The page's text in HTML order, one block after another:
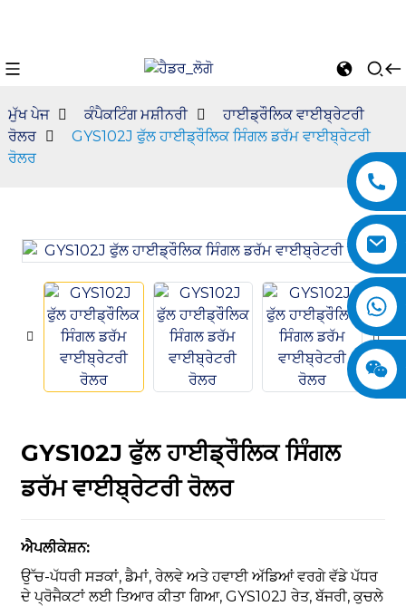
ਮੁੱਖ ਪੇਜ ਕੰਪੈਕਟਿੰਗ ਮਸ਼ੀਨਰੀ
ਹਾਈਡ੍ਰੌਲਿਕ ਵਾਈਬ੍ਰੇਟਰੀ
ਰੋਲਰ
GYS102J ਫੁੱਲ ਹਾਈਡ੍ਰੌਲਿਕ ਸਿੰਗਲ ਡਰੱਮ ਵਾਈਬ੍ਰੇਟਰੀ
ਰੋਲਰ
GYS102J ਫੁੱਲ ਹਾਈਡ੍ਰੌਲਿਕ ਸਿੰਗਲ
ਡਰੱਮ ਵਾਈਬ੍ਰੇਟਰੀ ਰੋਲਰ
ਐਪਲੀਕੇਸ਼ਨ:
ਉੱਚ-ਪੱਧਰੀ ਸੜਕਾਂ, ਡੈਮਾਂ, ਰੇਲਵੇ ਅਤੇ ਹਵਾਈ ਅੱਡਿਆਂ ਵਰਗੇ ਵੱਡੇ ਪੱਧਰ
ਦੇ ਪ੍ਰੋਜੈਕਟਾਂ ਲਈ ਤਿਆਰ ਕੀਤਾ ਗਿਆ, GYS102J ਰੇਤ, ਬੱਜਰੀ, ਕੁਚਲੇ